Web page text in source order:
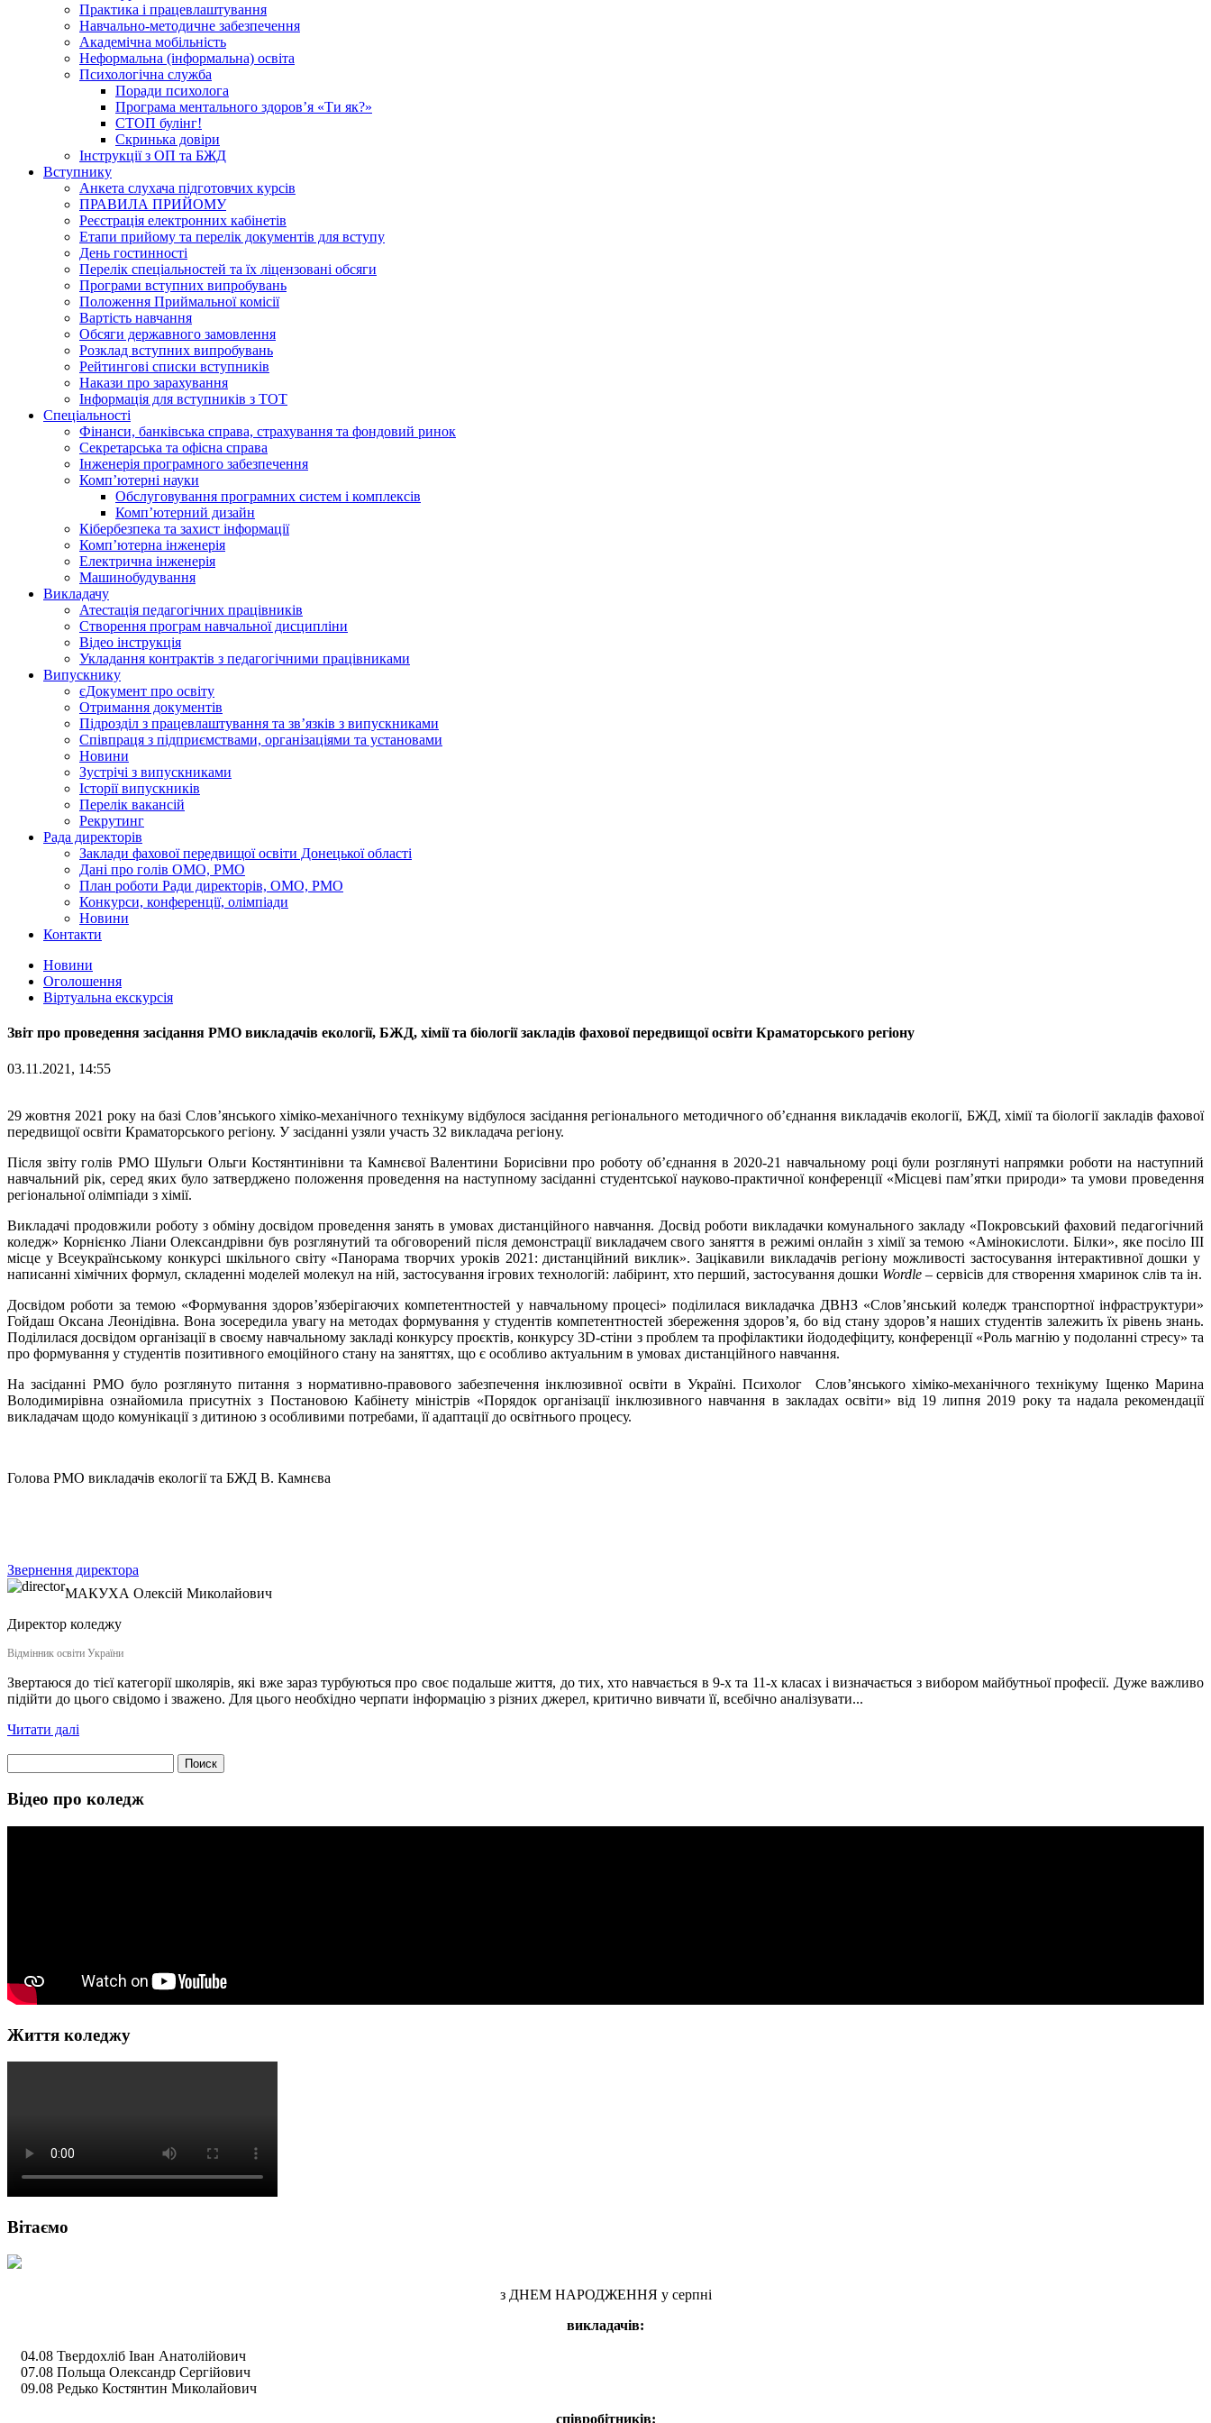
Практика і працевлаштування
Навчально-методичне забезпечення
Академічна мобільність
Неформальна (інформальна) освіта
Психологічна служба
Поради психолога
Програма ментального здоров’я «Ти як?»
СТОП булінг!
Скринька довіри
Інструкції з ОП та БЖД
Вступнику
Анкета слухача підготовчих курсів
ПРАВИЛА ПРИЙОМУ
Реєстрація електронних кабінетів
Етапи прийому та перелік документів для вступу
День гостинності
Перелік спеціальностей та їх ліцензовані обсяги
Програми вступних випробувань
Положення Приймальної комісії
Вартість навчання
Обсяги державного замовлення
Розклад вступних випробувань
Рейтингові списки вступників
Накази про зарахування
Інформація для вступників з ТОТ
Спеціальності
Фінанси, банківська справа, страхування та фондовий ринок
Секретарська та офісна справа
Інженерія програмного забезпечення
Комп’ютерні науки
Обслуговування програмних систем і комплексів
Комп’ютерний дизайн
Кібербезпека та захист інформації
Комп’ютерна інженерія
Електрична інженерія
Машинобудування
Викладачу
Атестація педагогічних працівників
Створення програм навчальної дисципліни
Відео інструкція
Укладання контрактів з педагогічними працівниками
Випускнику
єДокумент про освіту
Отримання документів
Підрозділ з працевлаштування та зв’язків з випускниками
Співпраця з підприємствами, організаціями та установами
Новини
Зустрічі з випускниками
Історії випускників
Перелік вакансій
Рекрутинг
Рада директорів
Заклади фахової передвищої освіти Донецької області
Дані про голів ОМО, РМО
План роботи Ради директорів, ОМО, РМО
Конкурси, конференції, олімпіади
Новини
Контакти
Новини
Оголошення
Віртуальна екскурсія
Звіт про проведення засідання РМО викладачів екології, БЖД, хімії та біології закладів фахової передвищої освіти Краматорського регіону
03.11.2021, 14:55
29 жовтня 2021 року на базі Слов’янського хіміко-механічного технікуму відбулося засідання регіонального методичного об’єднання викладачів екології, БЖД, хімії та біології закладів фахової
передвищої освіти Краматорського регіону. У засіданні узяли участь 32 викладача регіону.
Після звіту голів РМО Шульги Ольги Костянтинівни та Камнєвої Валентини Борисівни про роботу об’єднання в 2020-21 навчальному році були розглянуті напрямки роботи на наступний
навчальний рік, серед яких було затверджено положення проведення на наступному засіданні студентської науково-практичної конференції «Місцеві пам’ятки природи» та умови проведення
регіональної олімпіади з хімії.
Викладачі продовжили роботу з обміну досвідом проведення занять в умовах дистанційного навчання. Досвід роботи викладачки комунального закладу «Покровський фаховий педагогічний
коледж» Корнієнко Ліани Олександрівни був розглянутий та обговорений після демонстрації викладачем свого заняття в режимі онлайн з хімії за темою «Амінокислоти. Білки», яке посіло ІІІ
місце у Всеукраїнському конкурсі шкільного світу «Панорама творчих уроків 2021: дистанційний виклик». Зацікавили викладачів регіону можливості застосування інтерактивної дошки у
написанні хімічних формул, складенні моделей молекул на ній, застосування ігрових технологій: лабіринт, хто перший, застосування дошки Wordle – сервісів для створення хмаринок слів та ін.
Досвідом роботи за темою «Формування здоров’язберігаючих компетентностей у навчальному процесі» поділилася викладачка ДВНЗ «Слов’янський коледж транспортної інфраструктури»
Гойдаш Оксана Леонідівна. Вона зосередила увагу на методах формування у студентів компетентностей збереження здоров’я, бо від стану здоров’я наших студентів залежить їх рівень знань.
Поділилася досвідом організації в своєму навчальному закладі конкурсу проєктів, конкурсу 3D-стіни з проблем та профілактики йододефіциту, конференції «Роль магнію у подоланні стресу» та
про формування у студентів позитивного емоційного стану на заняттях, що є особливо актуальним в умовах дистанційного навчання.
На засіданні РМО було розглянуто питання з нормативно-правового забезпечення інклюзивної освіти в Україні. Психолог Слов’янського хіміко-механічного технікуму Іщенко Марина
Володимирівна ознайомила присутніх з Постановою Кабінету міністрів «Порядок організації інклюзивного навчання в закладах освіти» від 19 липня 2019 року та надала рекомендації
викладачам щодо комунікації з дитиною з особливими потребами, її адаптації до освітнього процесу.
Голова РМО викладачів екології та БЖД В. Камнєва
Звернення директора
МАКУХА Олексій Миколайович
Директор коледжу
Відмінник освіти України
Звертаюся до тієї категорії школярів, які вже зараз турбуються про своє подальше життя, до тих, хто навчається в 9-х та 11-х класах і визначається з вибором майбутньої професії. Дуже важливо
підійти до цього свідомо і зважено. Для цього необхідно черпати інформацію з різних джерел, критично вивчати її, всебічно аналізувати...
Читати далі
Відео про коледж
Життя коледжу
Вітаємо
з ДНЕМ НАРОДЖЕННЯ у серпні
викладачів:
04.08 Твердохліб Іван Анатолійович
07.08 Польща Олександр Сергійович
09.08 Редько Костянтин Миколайович
співробітників: